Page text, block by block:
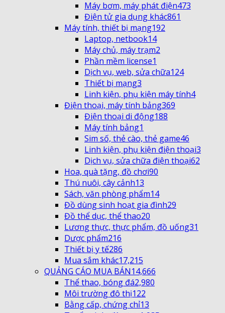
Máy bơm, máy phát điện473
Điện tử gia dụng khác861
Máy tính, thiết bị mạng192
Laptop, netbook14
Máy chủ, máy trạm2
Phần mềm license1
Dịch vụ, web, sửa chữa124
Thiết bị mạng3
Linh kiện, phụ kiện máy tính4
Điện thoại, máy tính bảng369
Điện thoại di động188
Máy tính bảng1
Sim số, thẻ cào, thẻ game46
Linh kiện, phụ kiện điện thoại3
Dịch vụ, sửa chữa điện thoại62
Hoa, quà tặng, đồ chơi90
Thú nuôi, cây cảnh13
Sách, văn phòng phẩm14
Đồ dùng sinh hoạt gia đình29
Đồ thể dục, thể thao20
Lương thực, thực phẩm, đồ uống31
Dược phẩm216
Thiết bị y tế286
Mua sắm khác17,215
QUẢNG CÁO MUA BÁN14,666
Thể thao, bóng đá2,980
Môi trường đô thị122
Bằng cấp, chứng chỉ13